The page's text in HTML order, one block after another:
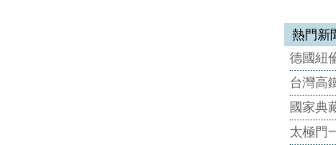
熱門新
德國紐
台灣高
國家典
太極門